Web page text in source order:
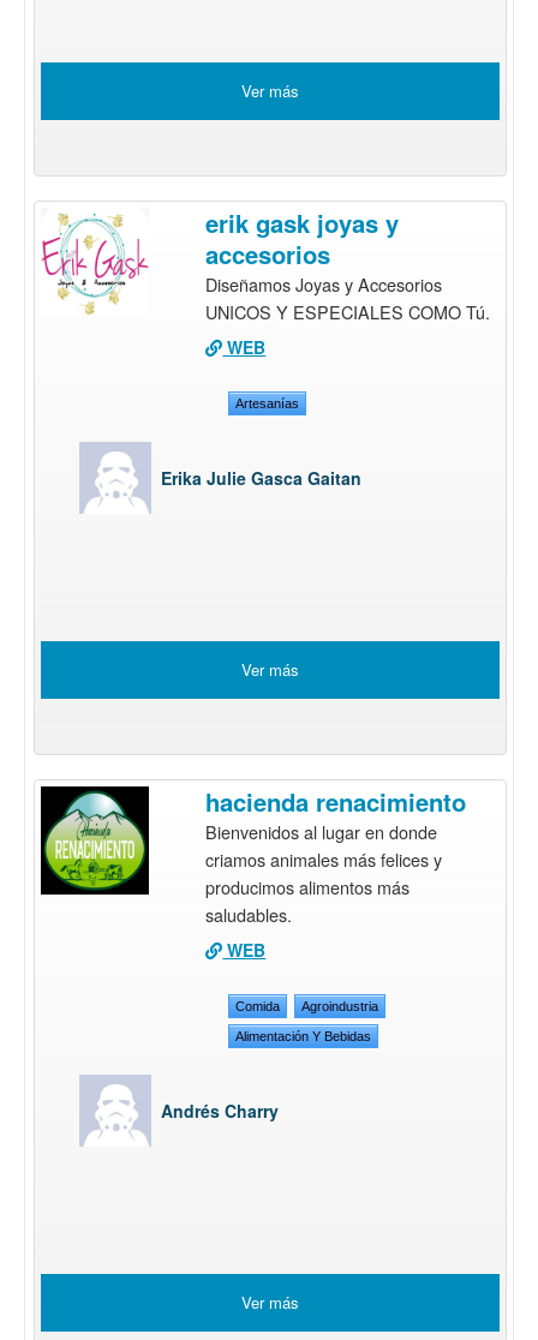
Ver más
erik gask joyas y
accesorios
Diseñamos Joyas y Accesorios
UNICOS Y ESPECIALES COMO Tú.
WEB
Artesanías
Erika Julie Gasca Gaitan
Ver más
hacienda renacimiento
Bienvenidos al lugar en donde
criamos animales más felices y
producimos alimentos más
saludables.
WEB
Comida Agroindustria
Alimentación Y Bebidas
Andrés Charry
Ver más